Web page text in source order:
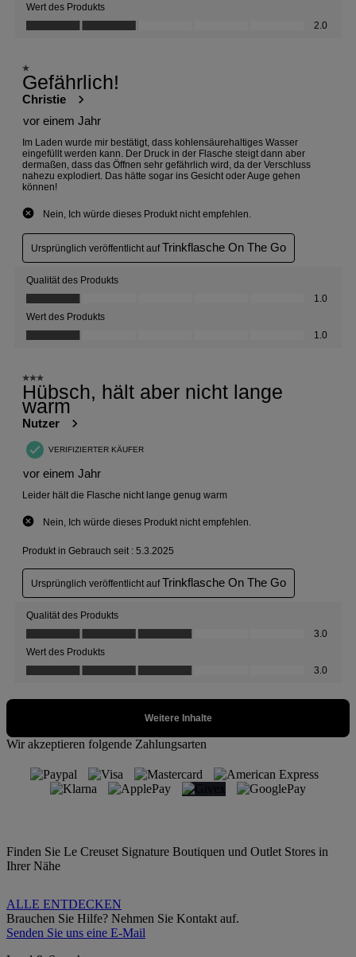
Wir akzeptieren folgende Zahlungsarten
Finden Sie Le Creuset Signature Boutiquen und Outlet Stores in
Ihrer Nähe
ALLE ENTDECKEN
Brauchen Sie Hilfe? Nehmen Sie Kontakt auf.
Senden Sie uns eine E-Mail